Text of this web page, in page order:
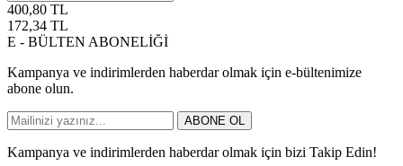
400,80 TL
172,34 TL
E - BÜLTEN ABONELİĞİ
Kampanya ve indirimlerden haberdar olmak için e-bültenimize
abone olun.
ABONE OL
Kampanya ve indirimlerden haberdar olmak için bizi Takip Edin!